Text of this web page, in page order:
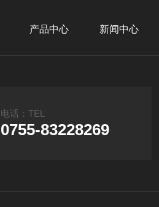
产品中心 新闻中心
电话：TEL
0755-83228269